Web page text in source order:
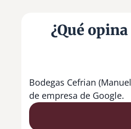
¿Qué
Bodegas Cefrian
de empresa de Google.